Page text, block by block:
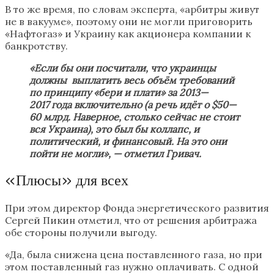
В то же время, по словам эксперта, «арбитры живут
не в вакууме», поэтому они не могли приговорить
«Нафтогаз» и Украину как акционера компании к
банкротству.
«Если бы они посчитали, что украинцы
должны выплатить весь объём требований
по принципу «бери и плати» за 2013—
2017 года включительно (а речь идёт о $50—
60 млрд. Наверное, столько сейчас не стоит
вся Украина), это был бы коллапс, и
политический, и финансовый. На это они
пойти не могли», — отметил Гривач.
«Плюсы» для всех
При этом директор Фонда энергетического развития
Сергей Пикин отметил, что от решения арбитража
обе стороны получили выгоду.
«Да, была снижена цена поставленного газа, но при
этом поставленный газ нужно оплачивать. С одной